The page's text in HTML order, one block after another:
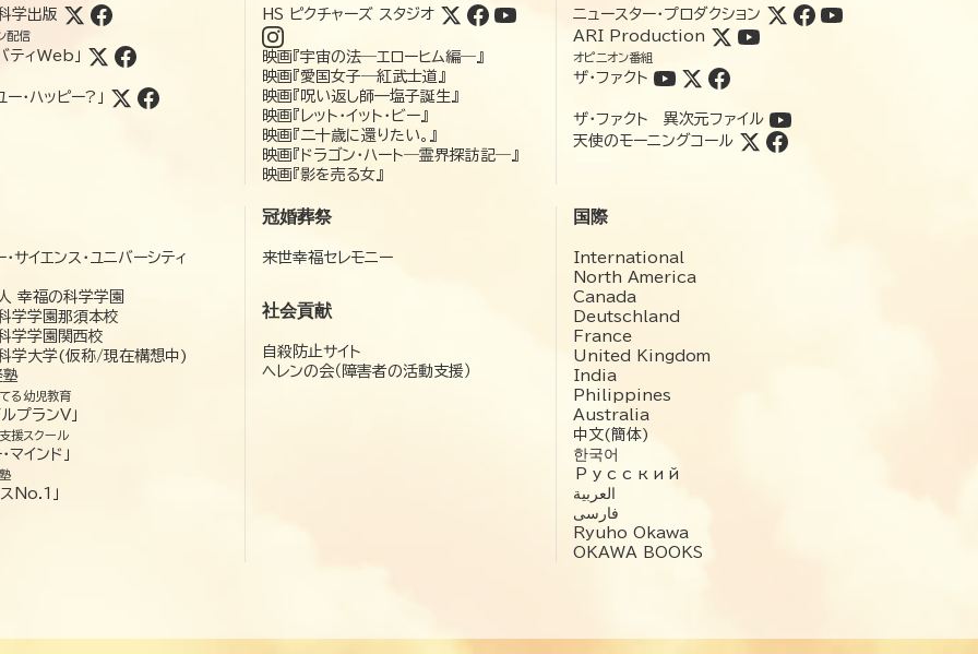
学出版
配信
ティWeb」
ー・ハッピー?」
HS ピクチャーズ スタジオ
映画『宇宙の法―エローヒム編―』
映画『愛国女子―紅武士道』
映画『呪い返し師—塩子誕生』
映画『レット・イット・ビー』
映画『二十歳に還りたい。』
映画『ドラゴン・ハート―霊界探訪記―』
映画『影を売る女』
ニュースター・プロダクション
ARI Production
オピニオン番組
ザ・ファクト
ザ・ファクト 異次元ファイル
天使のモーニングコール
サイエンス・ユニバーシティ
幸福の科学学園
学学園那須本校
学学園関西校
学大学(仮称/現在構想中)
塾
る幼児教育
プランV」
援スクール
マインド」
スNo.1」
冠婚葬祭
来世幸福セレモニー
社会貢献
自殺防止サイト
ヘレンの会（障害者の活動支援）
国際
International
North America
Canada
Deutschland
France
United Kingdom
India
Philippines
Australia
中文(簡体)
한국어
Русский
العربية‏
فارسی
Ryuho Okawa
OKAWA BOOKS